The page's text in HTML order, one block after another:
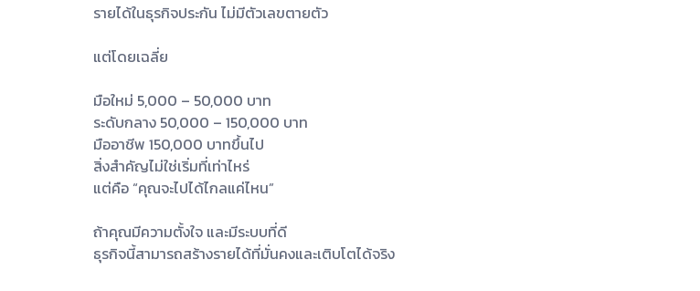
รายได้ในธุรกิจประกัน ไม่มีตัวเลขตายตัว
แต่โดยเฉลี่ย
มือใหม่ 5,000 – 50,000 บาท
ระดับกลาง 50,000 – 150,000 บาท
มืออาชีพ 150,000 บาทขึ้นไป
สิ่งสำคัญไม่ใช่เริ่มที่เท่าไหร่
แต่คือ “คุณจะไปได้ไกลแค่ไหน”
ถ้าคุณมีความตั้งใจ และมีระบบที่ดี
ธุรกิจนี้สามารถสร้างรายได้ที่มั่นคงและเติบโตได้จริง